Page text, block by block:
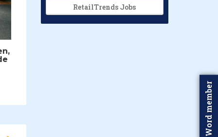
RetailTrends Jobs
Word member